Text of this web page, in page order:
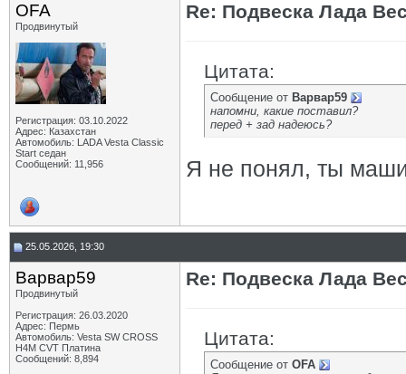
OFA
Продвинутый
Регистрация: 03.10.2022
Адрес: Казахстан
Автомобиль: LADA Vesta Classic
Start седан
Сообщений: 11,956
Re: Подвеска Лада
Цитата:
Сообщение от Варвар59
напомни, какие поставил?
перед + зад надеюсь?
Я не понял, ты
25.05.2026, 19:30
Варвар59
Продвинутый
Регистрация: 26.03.2020
Адрес: Пермь
Автомобиль: Vesta SW CROSS
H4M CVT Платина
Сообщений: 8,894
Re: Подвеска Лада
Цитата:
Сообщение от OFA